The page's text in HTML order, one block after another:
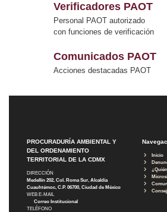
Verificadores PAOT
Personal PAOT autorizado
con funciones de verificación
Comunicados PAOT
Acciones destacadas PAOT
PROCURADURÍA AMBIENTAL Y
DEL ORDENAMIENTO
TERRITORIAL DE LA CDMX
DIRECCIÓN
Medellín 202, Col. Roma Sur, Alcaldía
Cuauhtémoc, C.P. 06700, Ciudad de México
WEB E-MAIL
Correo Institucional
TELÉFONO
Inicio